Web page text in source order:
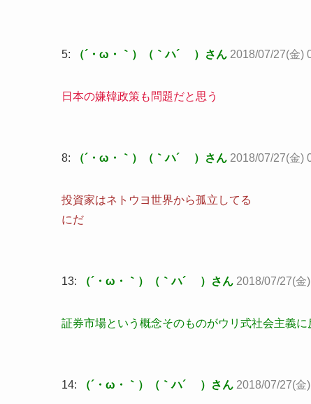
5: （´・ω・｀）（｀ハ´ ）さん 2018/07/27(金)
日本の嫌韓政策も問題だと思う
8: （´・ω・｀）（｀ハ´ ）さん 2018/07/27(金)
投資家はネトウヨ世界から孤立してる
にだ
13: （´・ω・｀）（｀ハ´ ）さん 2018/07/27(金
証券市場という概念そのものがウリ式社会主義に
14: （´・ω・｀）（｀ハ´ ）さん 2018/07/27(金